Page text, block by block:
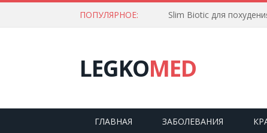
ПОПУЛЯРНОЕ: Slim Biotic для
LEGKOMED
ГЛАВНАЯ ЗАБОЛЕВАНИЯ